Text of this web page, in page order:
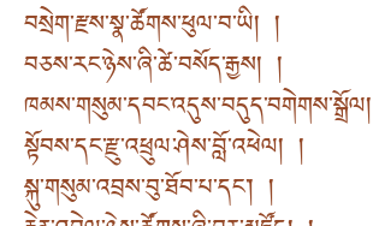
བསྲེག་རྫས་སྣ་ཚོགས་ཕུལ་བ་ཡི། །
བཅས་རང་ཉེས་ཞི་ཚེ་བསོད་རྒྱས། །
སྟོབས་དང་རྫུ་འཕྲུལ་ཤེས་བློ་འཕེལ། །
སྐུ་གསུམ་འབྲས་བུ་ཐོབ་པ་དང་། །